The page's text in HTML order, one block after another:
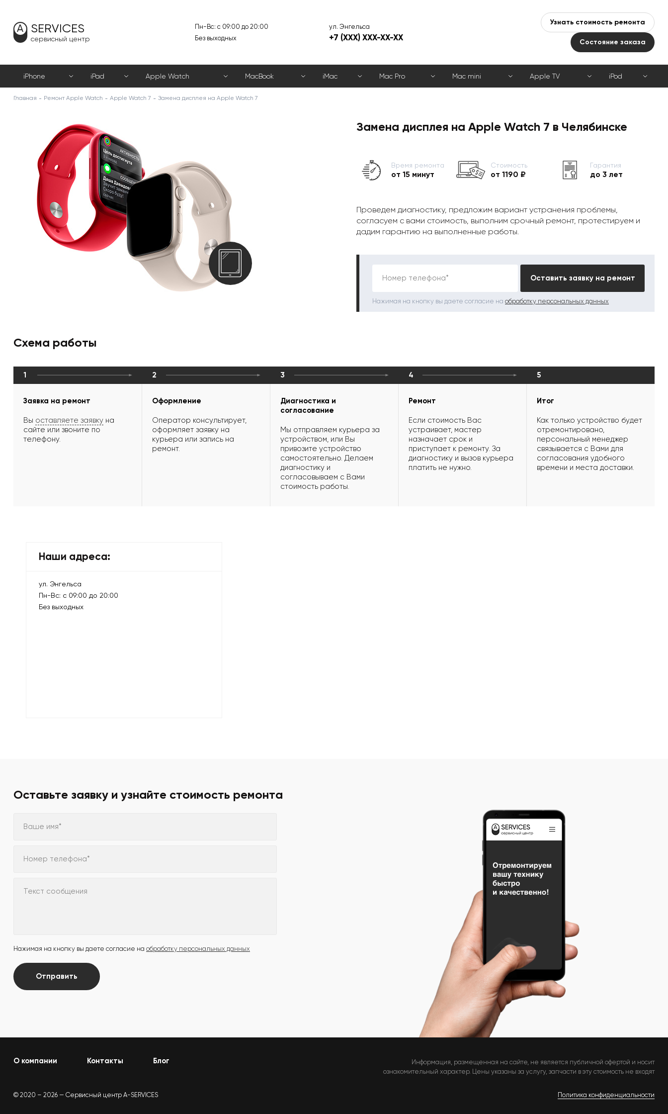
SERVICES
сервисный центр
Пн-Вс: с 09:00 до 20:00
Без выходных
ул. Энгельса
+7 (XXX) XXX-XX-XX
Узнать стоимость ремонта
Состояние заказа
iPhone iPad Apple Watch MacBook iMac Mac Pro Mac mini Apple TV iPod
Главная Ремонт Apple Watch Apple Watch 7 Замена дисплея на Apple Watch 7
Замена дисплея на Apple Watch 7 в Челябинске
Время ремонта
от 15 минут
Стоимость
от 1190 ₽
Гарантия
до 3 лет
Проведем диагностику, предложим вариант устранения проблемы,
согласуем с вами стоимость, выполним срочный ремонт, протестируем и
дадим гарантию на выполненные работы.
Номер телефона* Оставить заявку на ремонт
Нажимая на кнопку вы даете согласие на обработку персональных данных
Схема работы
1
Заявка на ремонт
Вы оставляете заявку на
сайте или звоните по
телефону.
2
Оформление
Оператор консультирует,
оформляет заявку на
курьера или запись на
ремонт.
3
Диагностика и
согласование
Мы отправляем курьера за
устройством, или Вы
привозите устройство
самостоятельно. Делаем
диагностику и
согласовываем с Вами
стоимость работы.
4
Ремонт
Если стоимость Вас
устраивает, мастер
назначает срок и
приступает к ремонту. За
диагностику и вызов курьера
платить не нужно.
5
Итог
Как только устройство будет
отремонтировано,
персональный менеджер
связывается с Вами для
согласования удобного
времени и места доставки.
Наши адреса:
ул. Энгельса
Пн-Вс: с 09:00 до 20:00
Без выходных
Оставьте заявку и узнайте стоимость ремонта
Ваше имя*
Номер телефона*
Текст сообщения
Нажимая на кнопку вы даете согласие на обработку персональных данных
Отправить
О компании Контакты Блог
Информация, размещенная на сайте, не является публичной офертой и носит
ознакомительный характер. Цены указаны за услугу, запчасти в эту стоимость не входят
© 2020 – 2026 — Сервисный центр A-SERVICES Политика конфиденциальности